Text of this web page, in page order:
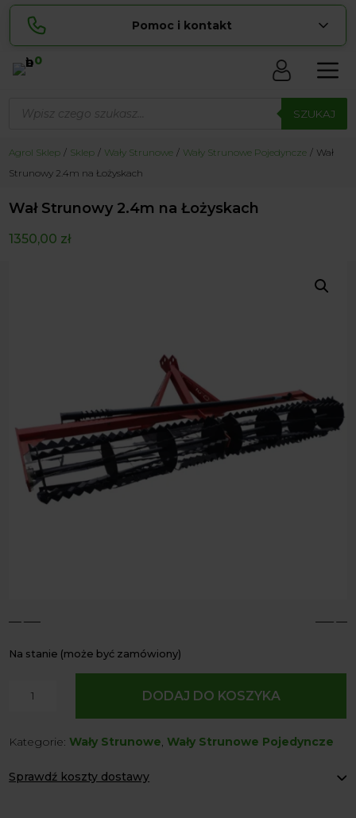
Pomoc i kontakt
Lucyna
pokaż numer
534 853 ... pokaż numer
biuro@ ...
0
produktów SZUKAJ
Agrol Sklep Sklep Wały Strunowe Wały Strunowe Pojedyncze
Wał
Strunowy 2.4m na Łożyskach
Wał Strunowy 2.4m na Łożyskach
1350,00 zł
4 5
Na stanie (może być zamówiony)
2.4m
Łożyskach
DODAJ DO KOSZYKA
Kategorie:Wały Strunowe,Wały Strunowe Pojedyncze
Sprawdź koszty dostawy